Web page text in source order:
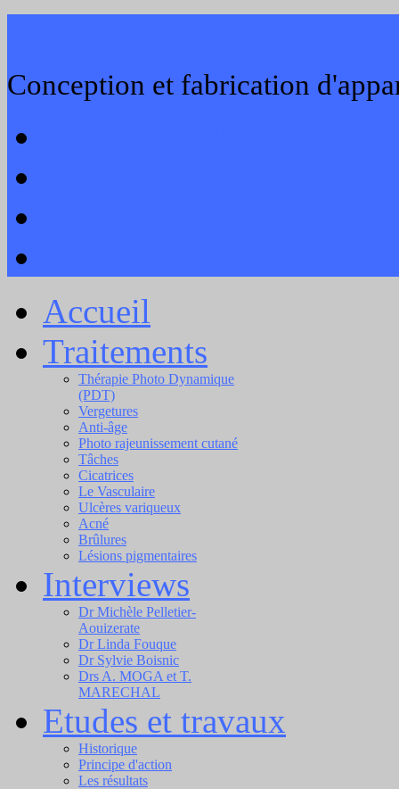
Conception et fabrication
Accueil
Traitements
Thérapie Photo Dynamique
(PDT)
Vergetures
Anti-âge
Photo rajeunissement cutané
Tâches
Cicatrices
Le Vasculaire
Ulcères variqueux
Acné
Brûlures
Lésions pigmentaires
Interviews
Dr Michèle Pelletier-
Aouizerate
Dr Linda Fouque
Dr Sylvie Boisnic
Drs A. MOGA et T.
MARECHAL
Etudes et travaux
Historique
Principe d'action
Les résultats